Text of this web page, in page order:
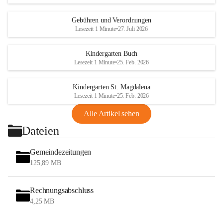
Gebühren und Verordnungen
Lesezeit 1 Minute•27. Juli 2026
Kindergarten Buch
Lesezeit 1 Minute•25. Feb. 2026
Kindergarten St. Magdalena
Lesezeit 1 Minute•25. Feb. 2026
Alle Artikel sehen
Dateien
Gemeindezeitungen
125,89 MB
Rechnungsabschluss
4,25 MB